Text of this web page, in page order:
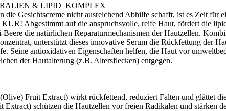
& LIPID_KOMPLEX
Gesichtscreme nicht ausreichend Abhilfe schafft, ist es Zeit für
Abgestimmt auf die anspruchsvolle, reife Haut, fördert die
die natürlichen Reparaturmechanismen der Hautzellen.
unterstützt dieses innovative Serum die Rückfettung der
Seine antioxidativen Eigenschaften helfen, die Haut vor
der Hautalterung (z.B. Altersflecken) entgegen.
Fruit Extract) wirkt rückfettend, reduziert Falten und glättet
Extract) schützen die Hautzellen vor freien Radikalen und stärken